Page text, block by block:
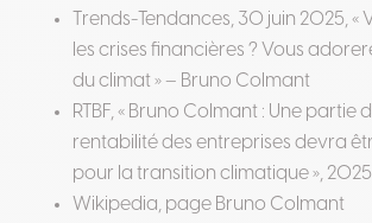
Trends-Tendances, 30 juin 2025, «
les crises financières ? Vous
du climat » – Bruno Colmant
RTBF, « Bruno Colmant : Une partie
rentabilité des entreprises devra
pour la transition climatique », 2025
Wikipedia, page Bruno Colmant